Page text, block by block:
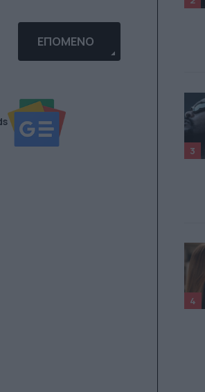
ΘΑ ΣΕ ΧΑΛΑΡΏΣΕΙ
ΕΠΌΜΕΝΟ ΆΡΘΡΟ: ΑΥΤΌ
ΕΠΌΜΕΝΟ
3
4